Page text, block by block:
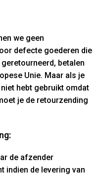
we geen
defecte goederen die
betalen
Unie. Maar als je
hebt gebruikt omdat
je de retourzending
de afzender
indien de levering van